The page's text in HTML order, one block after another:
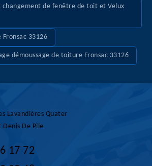
changement de fenêtre de toit et Velux
33126
démoussage de toiture Fronsac 33126
Lavandières Quater
Denis De Pile
17 72